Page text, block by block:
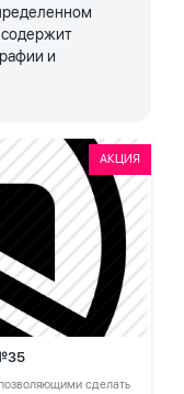
и
АКЦИЯ
сделать